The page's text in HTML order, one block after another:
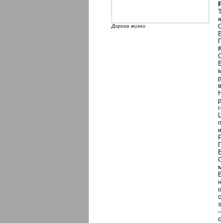
Дорога жизни